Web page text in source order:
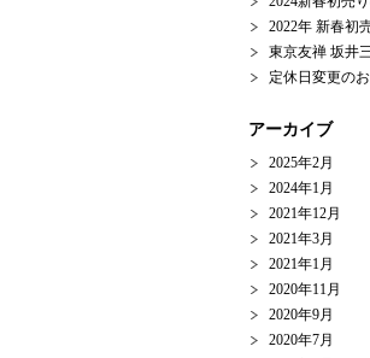
2022年 新春初
東京友禅 坂井
定休日変更の
アーカイブ
2025年2月
2024年1月
2021年12月
2021年3月
2021年1月
2020年11月
2020年9月
2020年7月